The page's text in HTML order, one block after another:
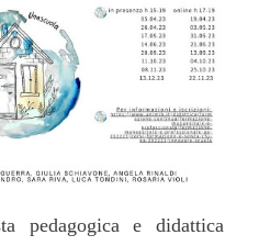
pedagogica e didattica